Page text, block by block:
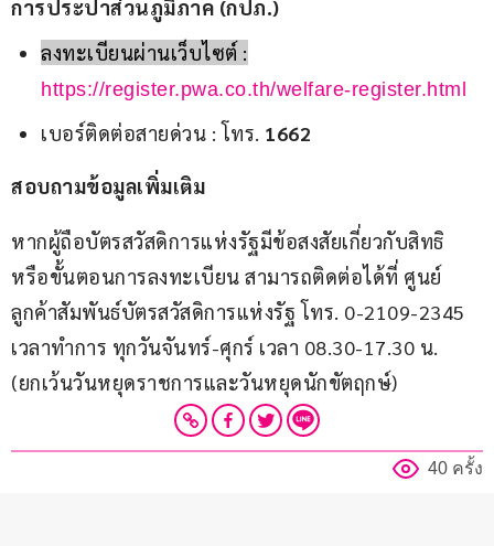
การประปาส่วนภูมิภาค (กปภ.)
ลงทะเบียนผ่านเว็บไซต์ :
https://register.pwa.co.th/welfare-register.html
เบอร์ติดต่อสายด่วน : โทร. 1662
สอบถามข้อมูลเพิ่มเติม
หากผู้ถือบัตรสวัสดิการแห่งรัฐมีข้อสงสัยเกี่ยวกับสิทธิ
หรือขั้นตอนการลงทะเบียน สามารถติดต่อได้ที่ ศูนย์
ลูกค้าสัมพันธ์บัตรสวัสดิการแห่งรัฐ โทร. 0-2109-2345
เวลาทำการ ทุกวันจันทร์-ศุกร์ เวลา 08.30-17.30 น.
(ยกเว้นวันหยุดราชการและวันหยุดนักขัตฤกษ์)
40 ครั้ง